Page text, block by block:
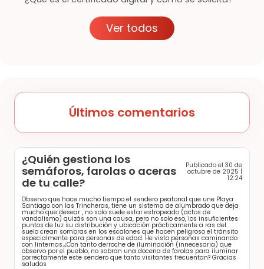
Ver todos
Últimos comentarios
¿Quién gestiona los
semáforos, farolas o aceras
de tu calle?
Publicado el 30 de
octubre de 2025 |
12:24
Observo que hace mucho tiempo el sendero peatonal que une Playa
Santiago con las Trincheras, tiene un sistema de alumbrado que deja
mucho que desear , no solo suele estar estropeado (actos de
vandalismo) quizás son una causa, pero no solo eso, los insuficientes
puntos de luz su distribución y ubicación prácticamente a ras del
suelo crean sombras en los escalones que hacen peligroso el tránsito
especialmente para personas de edad. He visto personas caminando
con linternas.¿Con tanto derroche de iluminación (innecesaria) que
observo por el pueblo, no sobran una docena de farolas para iluminar
correctamente este sendero que tanto visitantes frecuentan? Gracias
saludos